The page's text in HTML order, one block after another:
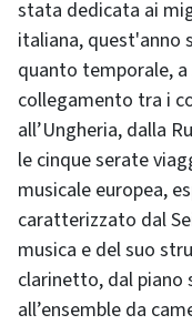
stata dedicata ai
italiana, quest'anno
quanto temporale,
collegamento tra i
all’Ungheria, dalla
le cinque serate
musicale europea,
caratterizzato dal
musica e del suo
clarinetto, dal piano
all’ensemble da